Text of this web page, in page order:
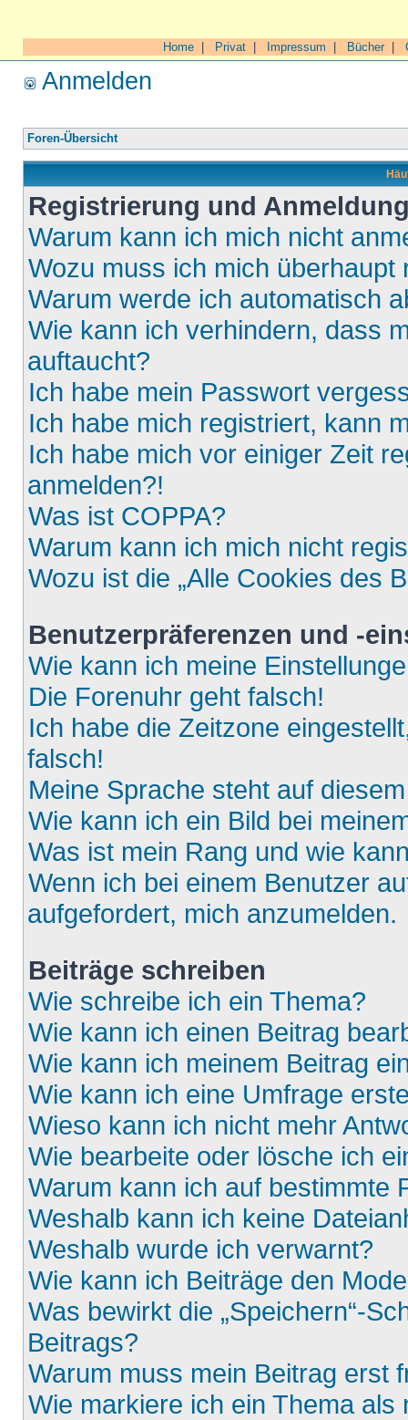
Home Privat Impressum Bücher|
Anmelden
Foren-Übersicht
Registrierung und
Warum kann ich mich nicht
Wozu muss ich mich überhaupt
Warum werde ich automatisch
Wie kann ich verhindern, dass
auftaucht?
Ich habe mein Passwort
Ich habe mich registriert, kann
Ich habe mich vor einiger Zeit
anmelden?!
Was ist COPPA?
Warum kann ich mich nicht
Wozu ist die „Alle Cookies des
Benutzerpräferenzen und -
Wie kann ich meine
Die Forenuhr geht falsch!
Ich habe die Zeitzone
falsch!
Meine Sprache steht auf
Wie kann ich ein Bild bei
Was ist mein Rang und wie
Wenn ich bei einem Benutzer
aufgefordert, mich anzumelden.
Beiträge schreiben
Wie schreibe ich ein Thema?
Wie kann ich einen Beitrag
Wie kann ich meinem Beitrag
Wie kann ich eine Umfrage
Wieso kann ich nicht mehr
Wie bearbeite oder lösche ich
Warum kann ich auf bestimmte
Weshalb kann ich keine
Weshalb wurde ich verwarnt?
Wie kann ich Beiträge den
Was bewirkt die „Speichern“-
Beitrags?
Warum muss mein Beitrag erst
Wie markiere ich ein Thema als